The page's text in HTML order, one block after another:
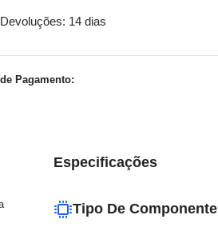
Devoluções: 14 dias
Pagamento:
Especificações
Tipo De Componente